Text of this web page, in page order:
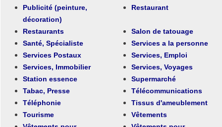
Publicité (peinture,
décoration)
Restaurant
Restaurants
Salon de tatouage
Santé, Spécialiste
Services a la personne
Services Postaux
Services, Emploi
Services, Immobilier
Services, Voyages
Station essence
Supermarché
Tabac, Presse
Télécommunications
Téléphonie
Tissus d'ameublement
Tourisme
Vêtements